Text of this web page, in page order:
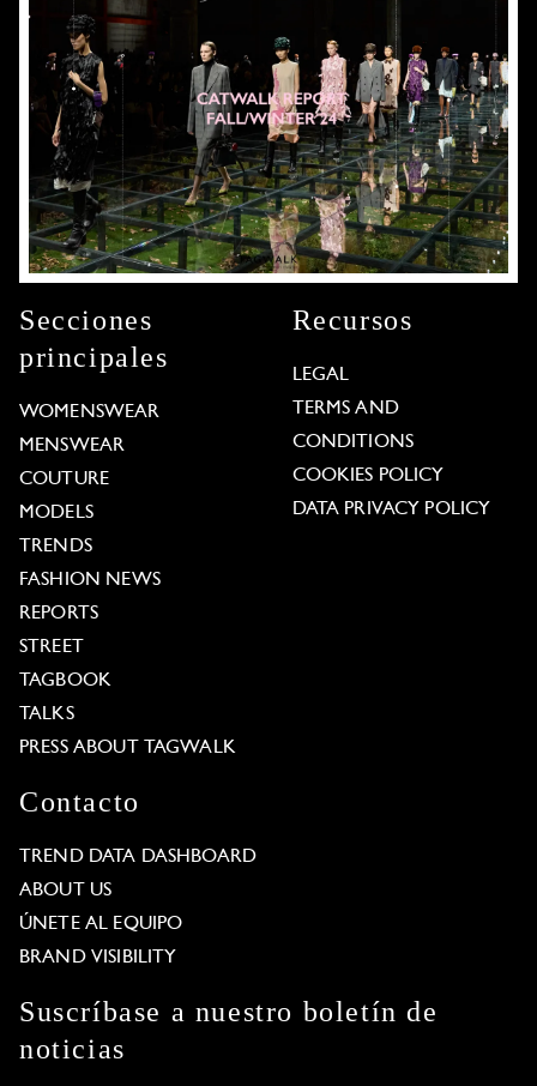
Secciones
principales
WOMENSWEAR
MENSWEAR
COUTURE
MODELS
TRENDS
FASHION NEWS
REPORTS
STREET
TAGBOOK
TALKS
PRESS ABOUT TAGWALK
Recursos
LEGAL
TERMS AND
CONDITIONS
COOKIES POLICY
DATA PRIVACY POLICY
Contacto
TREND DATA DASHBOARD
ABOUT US
ÚNETE AL EQUIPO
BRAND VISIBILITY
Suscríbase a nuestro boletín de
noticias